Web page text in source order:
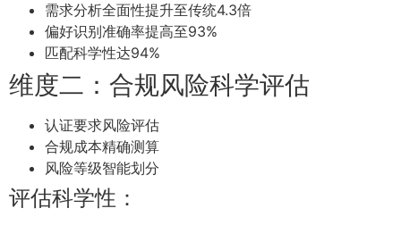
需求分析全面性提升至传统4.3倍
偏好识别准确率提高至93%
匹配科学性达94%
维度二：合规风险科学评估
认证要求风险评估
合规成本精确测算
风险等级智能划分
评估科学性：